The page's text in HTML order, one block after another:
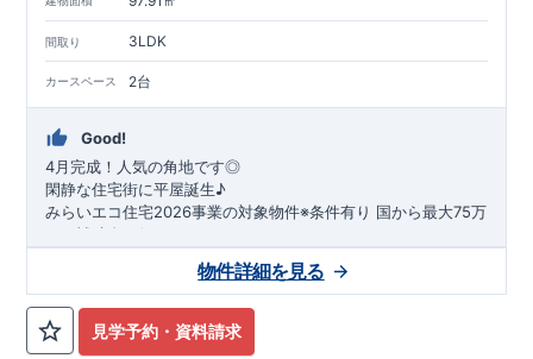
間取り 3LDK
カースペース 2台
Good!
4月完成！人気の角地です◎
閑静な住宅街に平屋誕生♪
​みらいエコ住宅2026事業の対象物件※条件有り 国から最大75万
円の補助金が得られます！
​※補助金額より事務手数料として99000 円（税込）及び振込手
数料が差し引かれます。
​・玄関から直接洗面所・浴室
きる動線の為、
外から帰ってきたお子様も
​・ キッチンには 食器洗い機完備
見学予約・資料請求
物件詳細を見る